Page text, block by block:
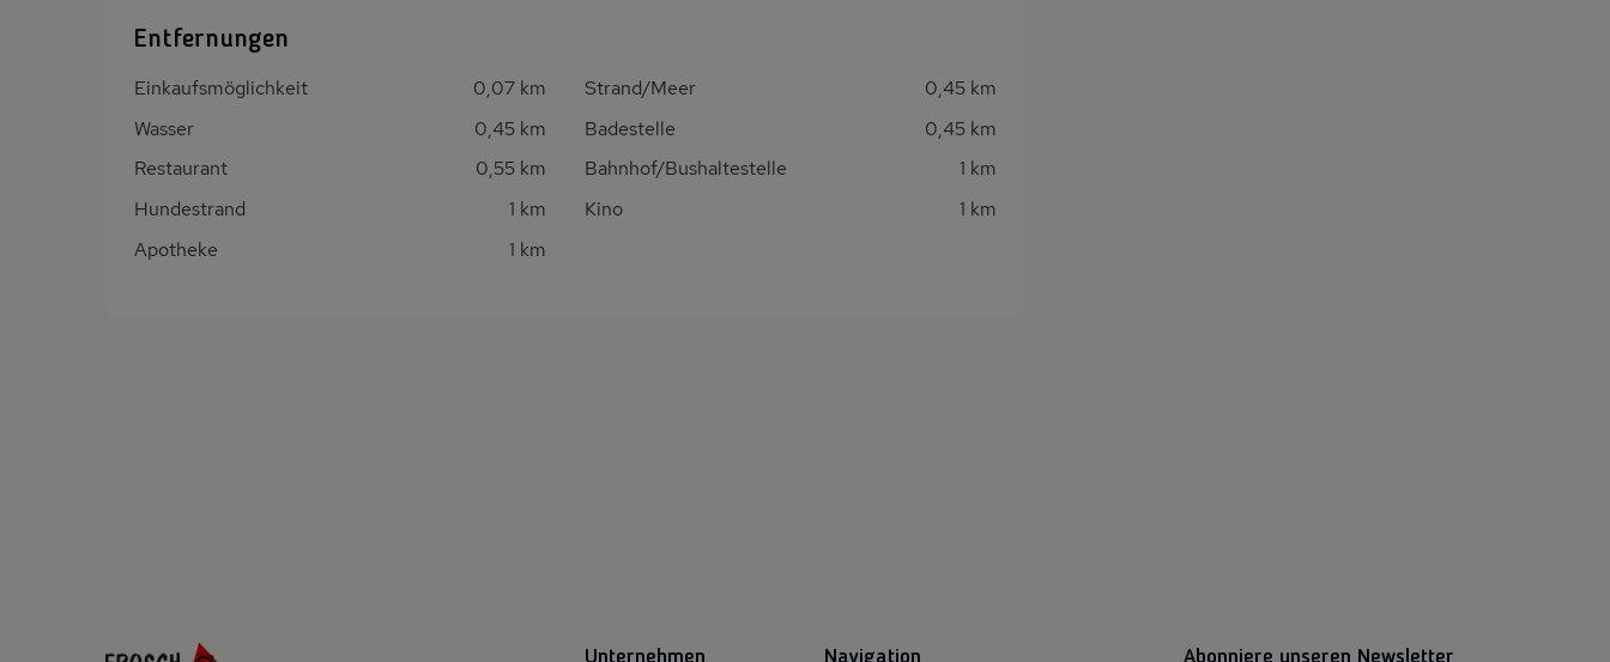
Entfernungen
Einkaufsmöglichkeit 0,07 km Strand/Meer
0,45 km
Wasser
0,45 km Badestelle
0,45 km
Restaurant
0,55 km Bahnhof/Bushaltestelle
1 km
Hundestrand
1 km Kino
1 km
Apotheke
1 km
Unternehmen Navigation Abonniere unseren Newsletter